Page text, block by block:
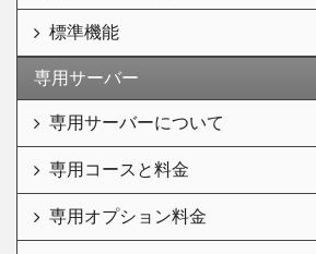
標準機能
専用サーバー
専用サーバーについて
専用コースと料金
専用オプション料金